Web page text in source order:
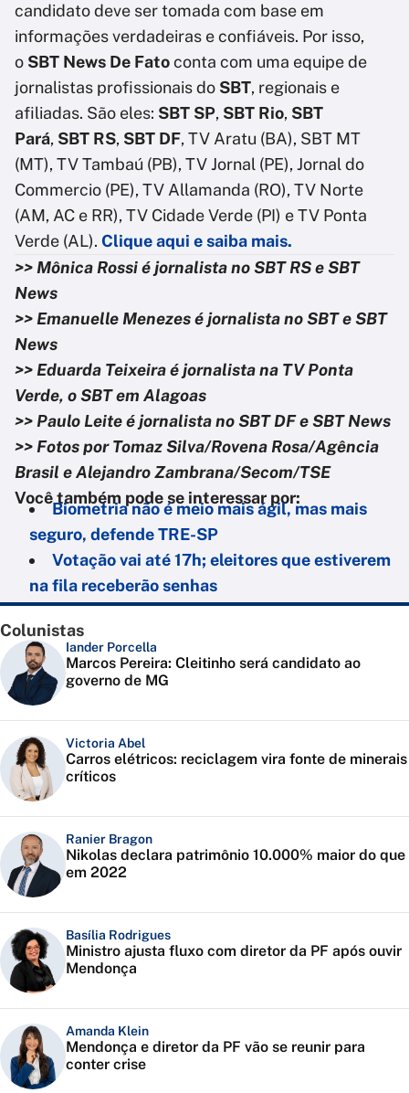
candidato deve ser tomada com base em
informações verdadeiras e confiáveis. Por isso,
o SBT News De Fatoconta com uma equipe de
jornalistas profissionais do SBT, regionais e
afiliadas. São eles: SBT SP, SBT Rio, SBT
Pará, SBT RS, SBT DF, TV Aratu (BA), SBT MT
(MT), TV Tambaú (PB), TV Jornal (PE), Jornal do
Commercio (PE), TV Allamanda (RO), TV Norte
(AM, AC e RR), TV Cidade Verde (PI) e TV Ponta
Verde (AL). Clique aqui e saiba mais.
>> Mônica Rossi é jornalista no SBT RS e SBT
News
>> Emanuelle Menezes é jornalista no SBT e SBT
News
>> Eduarda Teixeira é jornalista na TV Ponta
Verde, o SBT em Alagoas
>> Paulo Leite é jornalista no SBT DF e SBT News
>> Fotos por Tomaz Silva/Rovena Rosa/Agência
Brasil e Alejandro Zambrana/Secom/TSE
Você também pode se interessar por:
Biometria não é meio mais ágil, mas mais
seguro, defende TRE-SP
Votação vai até 17h; eleitores que estiverem
na fila receberão senhas
Colunistas
Iander Porcella
Marcos Pereira: Cleitinho será candidato ao
governo de MG
Victoria Abel
Carros elétricos: reciclagem vira fonte de minerais
críticos
Ranier Bragon
Nikolas declara patrimônio 10.000% maior do que
em 2022
Basília Rodrigues
Ministro ajusta fluxo com diretor da PF após ouvir
Mendonça
Amanda Klein
Mendonça e diretor da PF vão se reunir para
conter crise